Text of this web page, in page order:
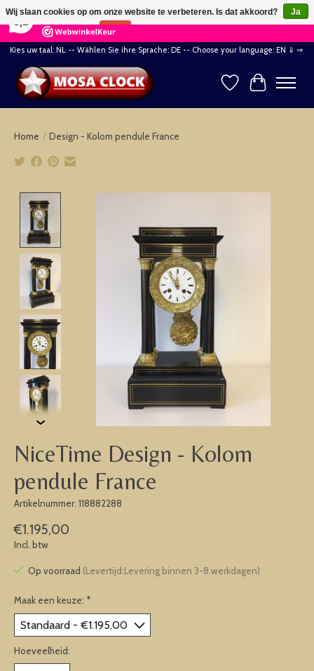
164 Reviews ×
Kies uw taal: NL -- Wählen Sie ihre Sprache: DE -- Choose your language: EN ⇓ ⇒
Verlanglijst
Home / Design - Kolom pendule France
NiceTime Design - Kolom
pendule France
Artikelnummer: 118882288
€1.195,00
Incl. btw
Op voorraad (Levertijd:Levering binnen 3-8 werkdagen)
Maak een keuze: *
Hoeveelheid:
Wij slaan cookies op om onze website te verbeteren. Is dat akkoord?
Ja
Nee